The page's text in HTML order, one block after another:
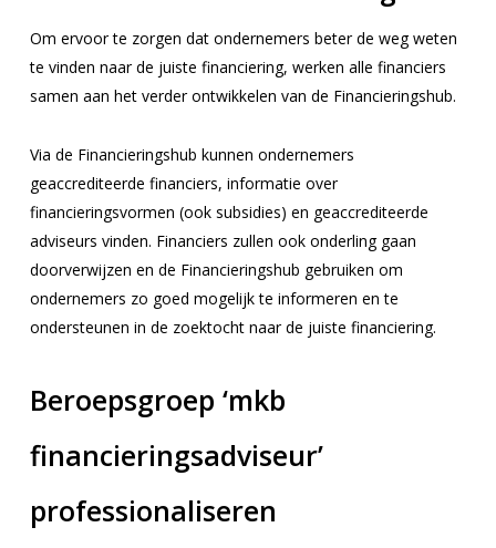
Om ervoor te zorgen dat ondernemers beter de weg weten
te vinden naar de juiste financiering, werken alle financiers
samen aan het verder ontwikkelen van de Financieringshub.
Via de Financieringshub kunnen ondernemers
geaccrediteerde financiers, informatie over
financieringsvormen (ook subsidies) en geaccrediteerde
adviseurs vinden. Financiers zullen ook onderling gaan
doorverwijzen en de Financieringshub gebruiken om
ondernemers zo goed mogelijk te informeren en te
ondersteunen in de zoektocht naar de juiste financiering.
Beroepsgroep ‘mkb
financieringsadviseur’
professionaliseren